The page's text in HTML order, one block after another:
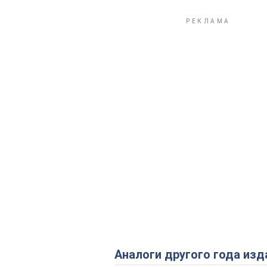
Аналоги другого года